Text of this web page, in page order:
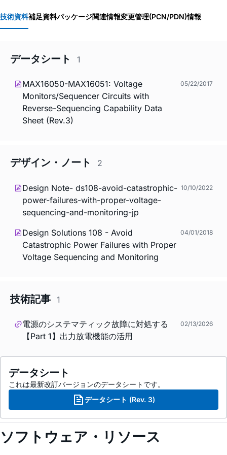
技術資料補足資料パッケージ関連情報変更管理(PCN/PDN)情報
データシート 1
MAX16050-MAX16051: Voltage
Monitors/Sequencer Circuits with
Reverse-Sequencing Capability Data
Sheet (Rev.3)
05/22/2017
デザイン・ノート 2
Design Note- ds108-avoid-catastrophic-
power-failures-with-proper-voltage-
sequencing-and-monitoring-jp
10/10/2022
Design Solutions 108 - Avoid
Catastrophic Power Failures with Proper
Voltage Sequencing and Monitoring
04/01/2018
技術記事 1
電源のシステマティック故障に対処する
【Part 1】出力放電機能の活用
02/13/2026
データシート
これは最新改訂バージョンのデータシートです。
データシート (Rev. 3)
ソフトウェア・リソース